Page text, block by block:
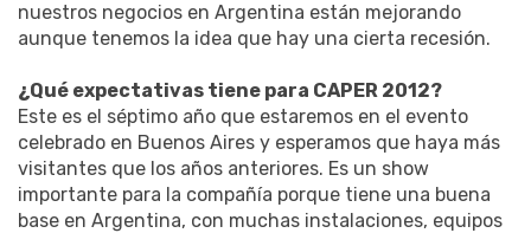
nuestros negocios en Argentina están mejorando
aunque tenemos la idea que hay una cierta recesión.
¿Qué expectativas tiene para CAPER 2012?
Este es el séptimo año que estaremos en el evento
celebrado en Buenos Aires y esperamos que haya más
visitantes que los años anteriores. Es un show
importante para la compañía porque tiene una buena
base en Argentina, con muchas instalaciones, equipos